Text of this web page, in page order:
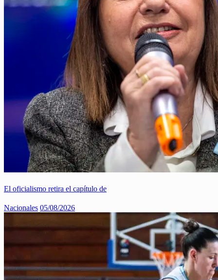
El oficialismo retira el capítulo de
Nacionales 05/08/2026